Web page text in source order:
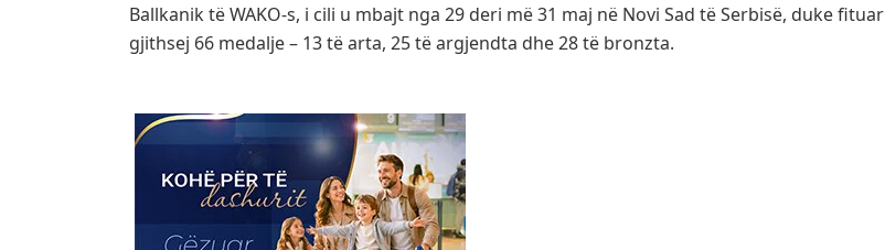
Ballkanik të WAKO-s, i cili u mbajt nga 29 deri më 31 maj në Novi Sad të Serbisë, duke fituar
gjithsej 66 medalje – 13 të arta, 25 të argjendta dhe 28 të bronzta.